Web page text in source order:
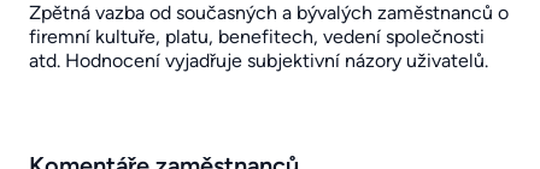
Zpětná vazba od současných a bývalých zaměstnanců o
firemní kultuře, platu, benefitech, vedení společnosti
atd. Hodnocení vyjadřuje subjektivní názory uživatelů.